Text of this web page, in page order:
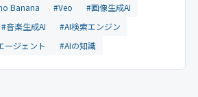
Banana #Veo
#画像生成AI
#音楽生成AI
#AI検索エンジン
ージェント #AIの知識